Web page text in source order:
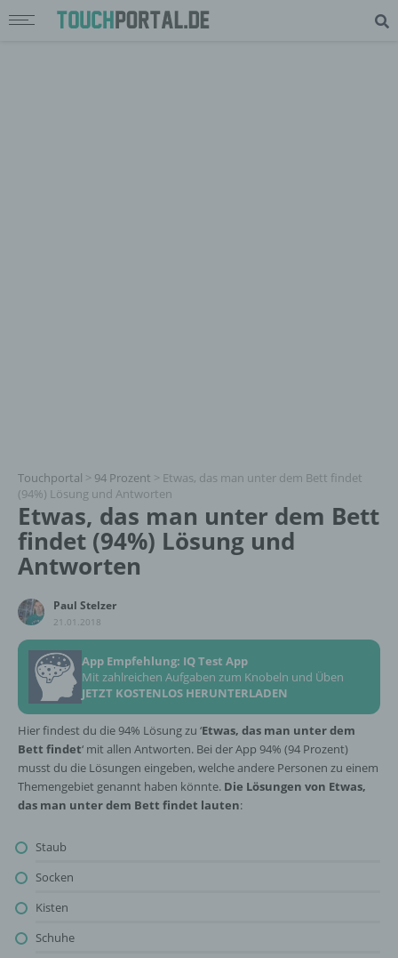
Touchportal > 94 Prozent > Etwas, das man unter dem Bett findet
(94%) Lösung und Antworten
Etwas, das man unter dem Bett
findet (94%) Lösung und
Antworten
Paul Stelzer
21.01.2018
App Empfehlung: IQ Test App
Mit zahlreichen Aufgaben zum Knobeln und Üben
JETZT KOSTENLOS HERUNTERLADEN
Hier findest du die 94% Lösung zu ‘Etwas, das man unter dem
Bett findet‘ mit allen Antworten. Bei der App 94% (94 Prozent)
musst du die Lösungen eingeben, welche andere Personen zu einem
Themengebiet genannt haben könnte. Die Lösungen von Etwas,
das man unter dem Bett findet lauten:
Staub
Socken
Kisten
Schuhe